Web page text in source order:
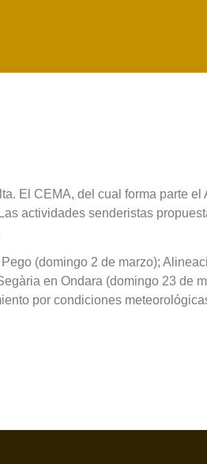
El CEMA, del cual forma parte
actividades senderistas
(domingo 2 de marzo);
en Ondara (domingo 23 de
por condiciones